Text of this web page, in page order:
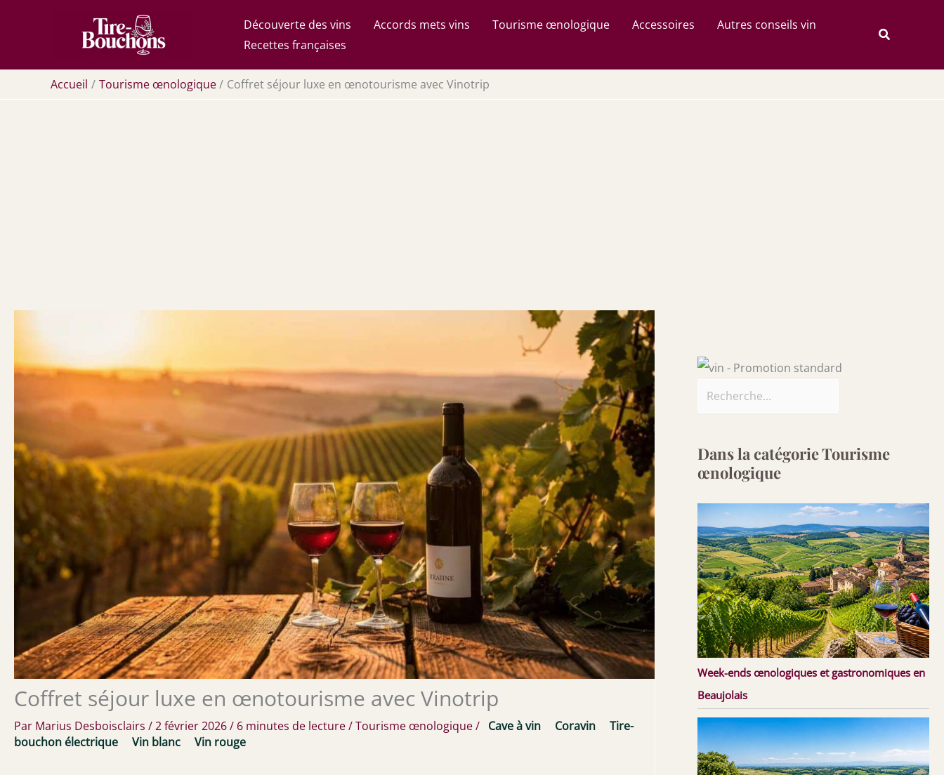
Découverte des vins Accords mets vins Tourisme œnologique Accessoires
Autres conseils vin
Recettes françaises
Rechercher
Accueil Tourisme œnologique Coffret séjour luxe en œnotourisme avec Vinotrip
Coffret séjour luxe en œnotourisme avec Vinotrip
Par Marius Desboisclairs /2 février 2026/ 6 minutes de lecture/Tourisme œnologique/ Cave à vin Coravin
Tire-
bouchon électrique
Vin blanc Vin rouge
Dans la catégorie Tourisme
œnologique
Week-ends œnologiques et gastronomiques en
Beaujolais